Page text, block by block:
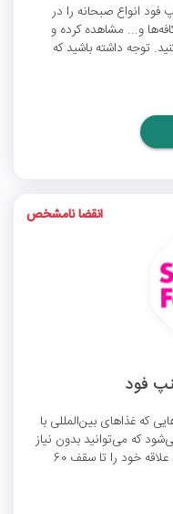
انواع صبحانه را در
و... مشاهده کرده و
درصدی ثبت کنید. توجه داشته باشید که
که غذاهای بین‌المللی با
که می‌توانید بدون نیاز
، آیتم‌های مورد علاقه خود را تا سقف 60
انقضا نامشخص